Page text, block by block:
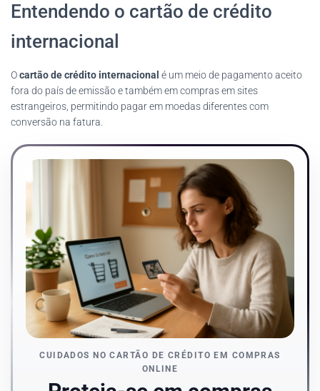
Entendendo o cartão de crédito
internacional
Ocartão de crédito internacional é um meio de pagamento aceito
fora do país de emissão e também em compras em sites
estrangeiros, permitindo pagar em moedas diferentes com
conversão na fatura.
CUIDADOS NO CARTÃO DE CRÉDITO EM COMPRAS
ONLINE